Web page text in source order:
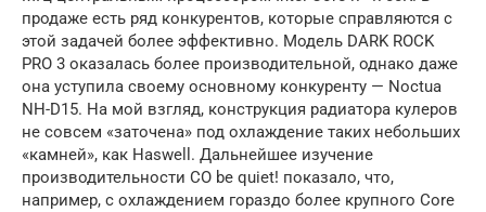
продаже есть ряд конкурентов, которые справляются с
этой задачей более эффективно. Модель DARK ROCK
PRO 3 оказалась более производительной, однако даже
она уступила своему основному конкуренту — Noctua
NH-D15. На мой взгляд, конструкция радиатора кулеров
не совсем «заточена» под охлаждение таких небольших
«камней», как Haswell. Дальнейшее изучение
производительности СО be quiet! показало, что,
например, с охлаждением гораздо более крупного Core